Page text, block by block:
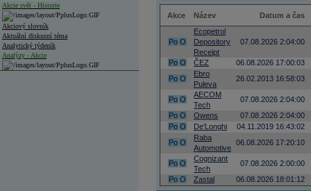
Akcie svět - Historie
Akciový slovník
Aktuální diskusní téma
Analytický týdeník
Analýzy - Akcie
Akce Název Datum a čas
Po O
Ecopetrol
Depository
Receipt
07.08.2026 2:04:00
Po O ČEZ
06.08.2026 17:00:03
Po O
Ebro
Puleva
26.02.2013 16:58:03
Po O
AECOM
Tech
07.08.2026 2:04:00
Po O Owens
07.08.2026 2:04:00
Po O De'Longhi
04.11.2019 16:43:02
Po O
Raba
Automotive
06.08.2026 17:20:10
Po O
Cognizant
Tech
07.08.2026 2:00:00
Po O Zastal 06.08.2026 18:01:12